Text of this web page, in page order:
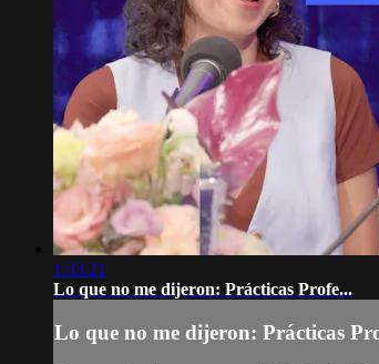
1:33:21
Lo que no me dijeron: Prácticas Profe...
Lo que no me dijeron: Prácticas